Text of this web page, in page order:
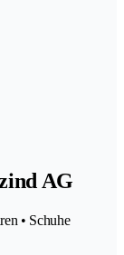
AG
• Schuhe